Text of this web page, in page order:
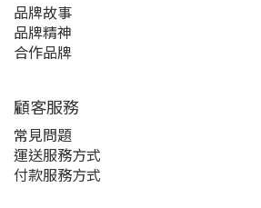
品牌故事
品牌精神
合作品牌
顧客服務
常見問題
運送服務方式
付款服務方式